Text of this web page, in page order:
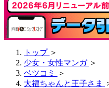
トップ ＞
少女・女性マンガ ＞
ベツコミ
＞
大福ちゃんと王子さま